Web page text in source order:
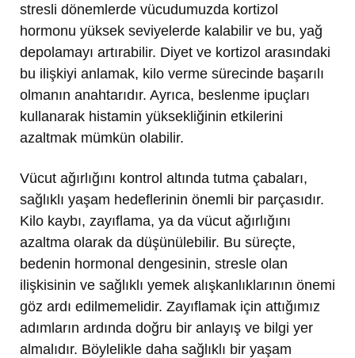
stresli dönemlerde vücudumuzda kortizol
hormonu yüksek seviyelerde kalabilir ve bu, yağ
depolamayı artırabilir. Diyet ve kortizol arasındaki
bu ilişkiyi anlamak, kilo verme sürecinde başarılı
olmanın anahtarıdır. Ayrıca, beslenme ipuçları
kullanarak histamin yüksekliğinin etkilerini
azaltmak mümkün olabilir.
Vücut ağırlığını kontrol altında tutma çabaları,
sağlıklı yaşam hedeflerinin önemli bir parçasıdır.
Kilo kaybı, zayıflama, ya da vücut ağırlığını
azaltma olarak da düşünülebilir. Bu süreçte,
bedenin hormonal dengesinin, stresle olan
ilişkisinin ve sağlıklı yemek alışkanlıklarının önemi
göz ardı edilmemelidir. Zayıflamak için attığımız
adımların ardında doğru bir anlayış ve bilgi yer
almalıdır. Böylelikle daha sağlıklı bir yaşam